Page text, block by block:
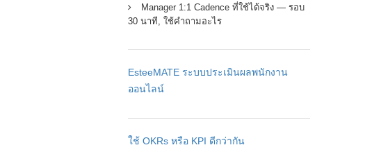
Manager 1:1 Cadence ที่ใช้ได้จริง — รอบ
30 นาที, ใช้คำถามอะไร
EsteeMATE ระบบประเมินผลพนักงาน
ออนไลน์
ใช้ OKRs หรือ KPI ดีกว่ากัน